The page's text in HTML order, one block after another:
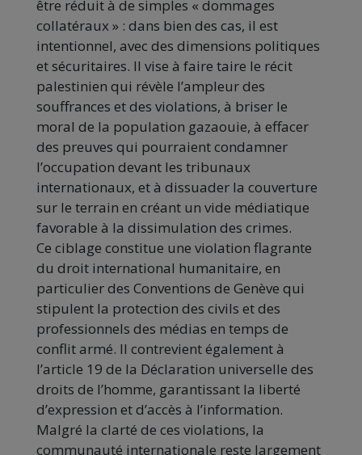
être réduit à de simples « dommages
collatéraux » : dans bien des cas, il est
intentionnel, avec des dimensions politiques
et sécuritaires. Il vise à faire taire le récit
palestinien qui révèle l’ampleur des
souffrances et des violations, à briser le
moral de la population gazaouie, à effacer
des preuves qui pourraient condamner
l’occupation devant les tribunaux
internationaux, et à dissuader la couverture
sur le terrain en créant un vide médiatique
favorable à la dissimulation des crimes.
Ce ciblage constitue une violation flagrante
du droit international humanitaire, en
particulier des Conventions de Genève qui
stipulent la protection des civils et des
professionnels des médias en temps de
conflit armé. Il contrevient également à
l’article 19 de la Déclaration universelle des
droits de l’homme, garantissant la liberté
d’expression et d’accès à l’information.
Malgré la clarté de ces violations, la
communauté internationale reste largement